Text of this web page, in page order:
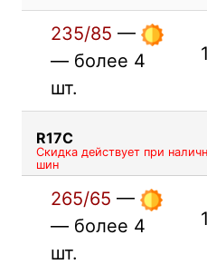
235/85 —
— более 4
шт.
R17C
Скидка действует при
шин
265/65 —
— более 4
шт.